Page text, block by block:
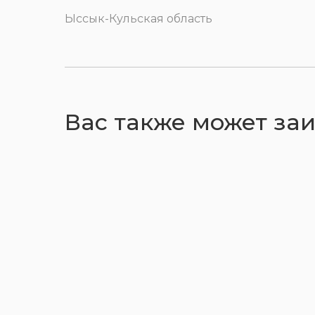
Ыссык-Кульская область
Вас также может